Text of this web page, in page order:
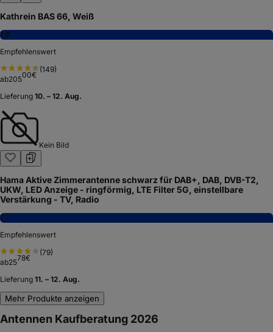
Kathrein BAS 66, Weiß
7,8
Empfehlenswert
(149)
ab20500€
Lieferung 10. – 12. Aug.
Kein Bild
Hama Aktive Zimmerantenne schwarz für DAB+, DAB, DVB-T2,
UKW, LED Anzeige - ringförmig, LTE Filter 5G, einstellbare
Verstärkung - TV, Radio
7,7
Empfehlenswert
(79)
ab2578€
Lieferung 11. – 12. Aug.
Mehr Produkte anzeigen
Antennen Kaufberatung 2026